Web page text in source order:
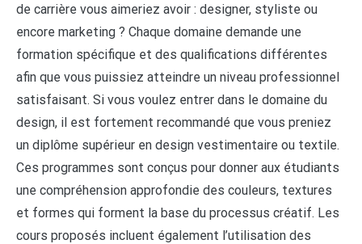
de carrière vous aimeriez avoir : designer, styliste ou
encore marketing ? Chaque domaine demande une
formation spécifique et des qualifications différentes
afin que vous puissiez atteindre un niveau professionnel
satisfaisant. Si vous voulez entrer dans le domaine du
design, il est fortement recommandé que vous preniez
un diplôme supérieur en design vestimentaire ou textile.
Ces programmes sont conçus pour donner aux étudiants
une compréhension approfondie des couleurs, textures
et formes qui forment la base du processus créatif. Les
cours proposés incluent également l’utilisation des